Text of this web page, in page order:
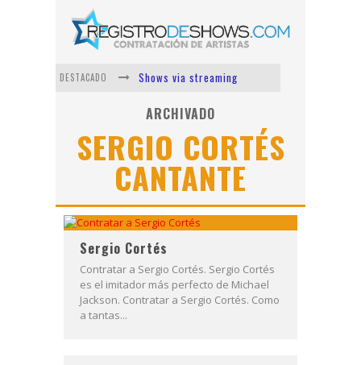
DESTACADO
Shows via streaming
Lit Killah
Nicki Nicole
Duki
Vi Em
Los Ángeles Azules
ARCHIVADO
SERGIO CORTÉS
CANTANTE
Sergio Cortés
Contratar a Sergio Cortés. Sergio Cortés
es el imitador más perfecto de Michael
Jackson. Contratar a Sergio Cortés. Como
a tantas...